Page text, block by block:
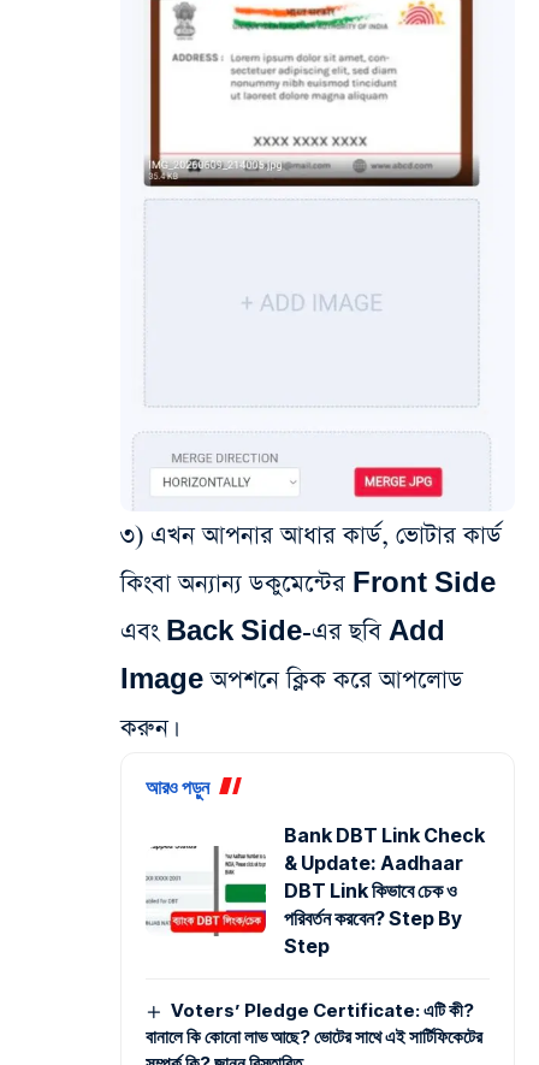
৩) এখন আপনার আধার কার্ড, ভোটার কার্ড
কিংবা অন্যান্য ডকুমেন্টের Front Side
এবং Back Side-এর ছবি Add
Image অপশনে ক্লিক করে আপলোড
করুন।
আরও পড়ুন
Bank DBT Link Check
& Update: Aadhaar
DBT Link কিভাবে চেক ও
পরিবর্তন করবেন? Step By
Step
Voters’ Pledge Certificate: এটি কী?
বানালে কি কোনো লাভ আছে? ভোটের সাথে এই সার্টিফিকেটের